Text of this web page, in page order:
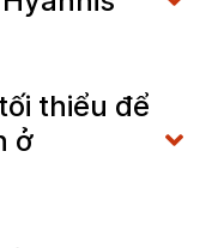
thiểu để
ở